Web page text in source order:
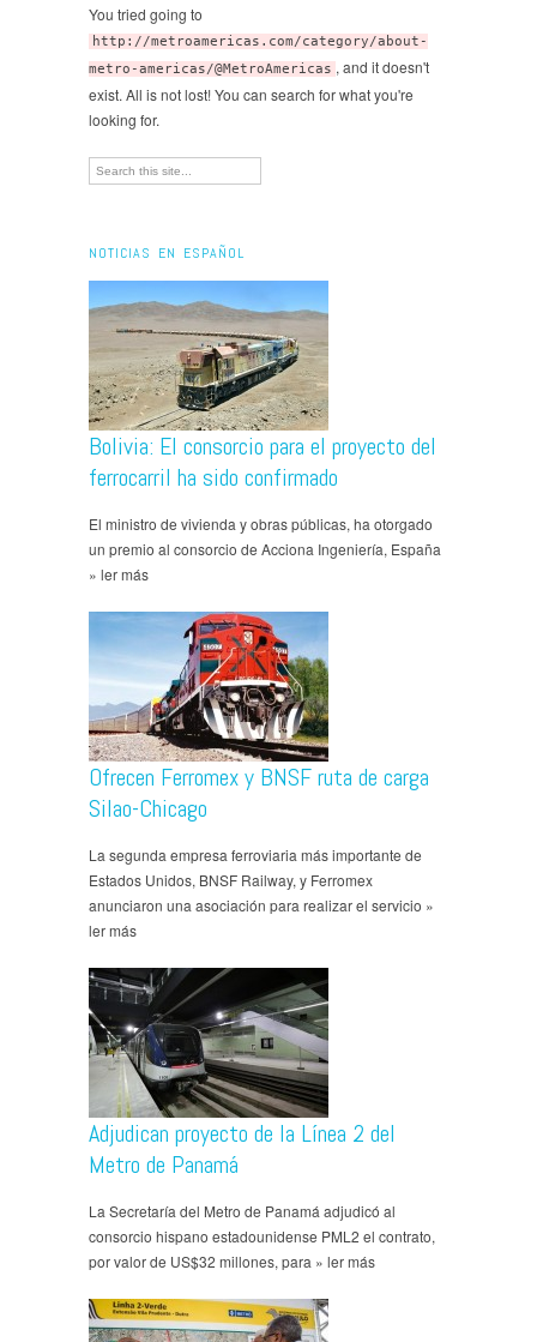
You tried going to
http://metroamericas.com/category/about-
metro-americas/@MetroAmericas , and it doesn't
exist. All is not lost! You can search for what you're
looking for.
NOTICIAS EN ESPAÑOL
Bolivia: El consorcio para el proyecto del
ferrocarril ha sido confirmado
El ministro de vivienda y obras públicas, ha otorgado
un premio al consorcio de Acciona Ingeniería, España
» ler más
Ofrecen Ferromex y BNSF ruta de carga
Silao-Chicago
La segunda empresa ferroviaria más importante de
Estados Unidos, BNSF Railway, y Ferromex
anunciaron una asociación para realizar el servicio »
ler más
Adjudican proyecto de la Línea 2 del
Metro de Panamá
La Secretaría del Metro de Panamá adjudicó al
consorcio hispano estadounidense PML2 el contrato,
por valor de US$32 millones, para » ler más